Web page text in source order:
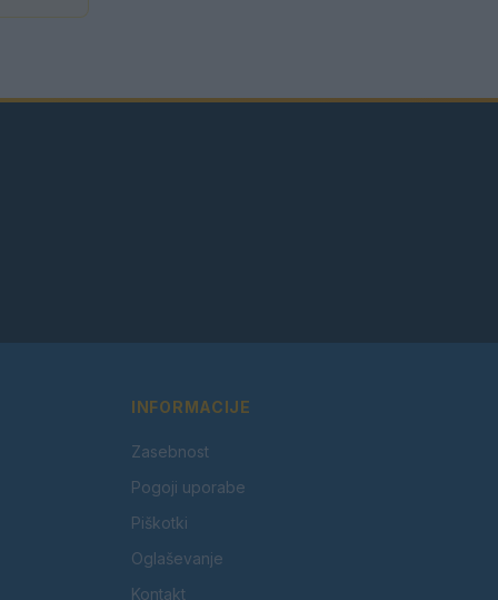
INFORMACIJE
Zasebnost
Pogoji uporabe
Piškotki
Oglaševanje
Kontakt